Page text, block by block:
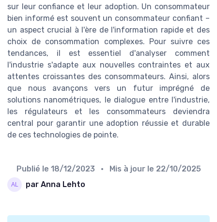
sur leur confiance et leur adoption. Un consommateur
bien informé est souvent un consommateur confiant –
un aspect crucial à l'ère de l'information rapide et des
choix de consommation complexes. Pour suivre ces
tendances, il est essentiel d'analyser comment
l'industrie s'adapte aux nouvelles contraintes et aux
attentes croissantes des consommateurs. Ainsi, alors
que nous avançons vers un futur imprégné de
solutions nanométriques, le dialogue entre l'industrie,
les régulateurs et les consommateurs deviendra
central pour garantir une adoption réussie et durable
de ces technologies de pointe.
Publié le 18/12/2023 • Mis à jour le 22/10/2025
par Anna Lehto